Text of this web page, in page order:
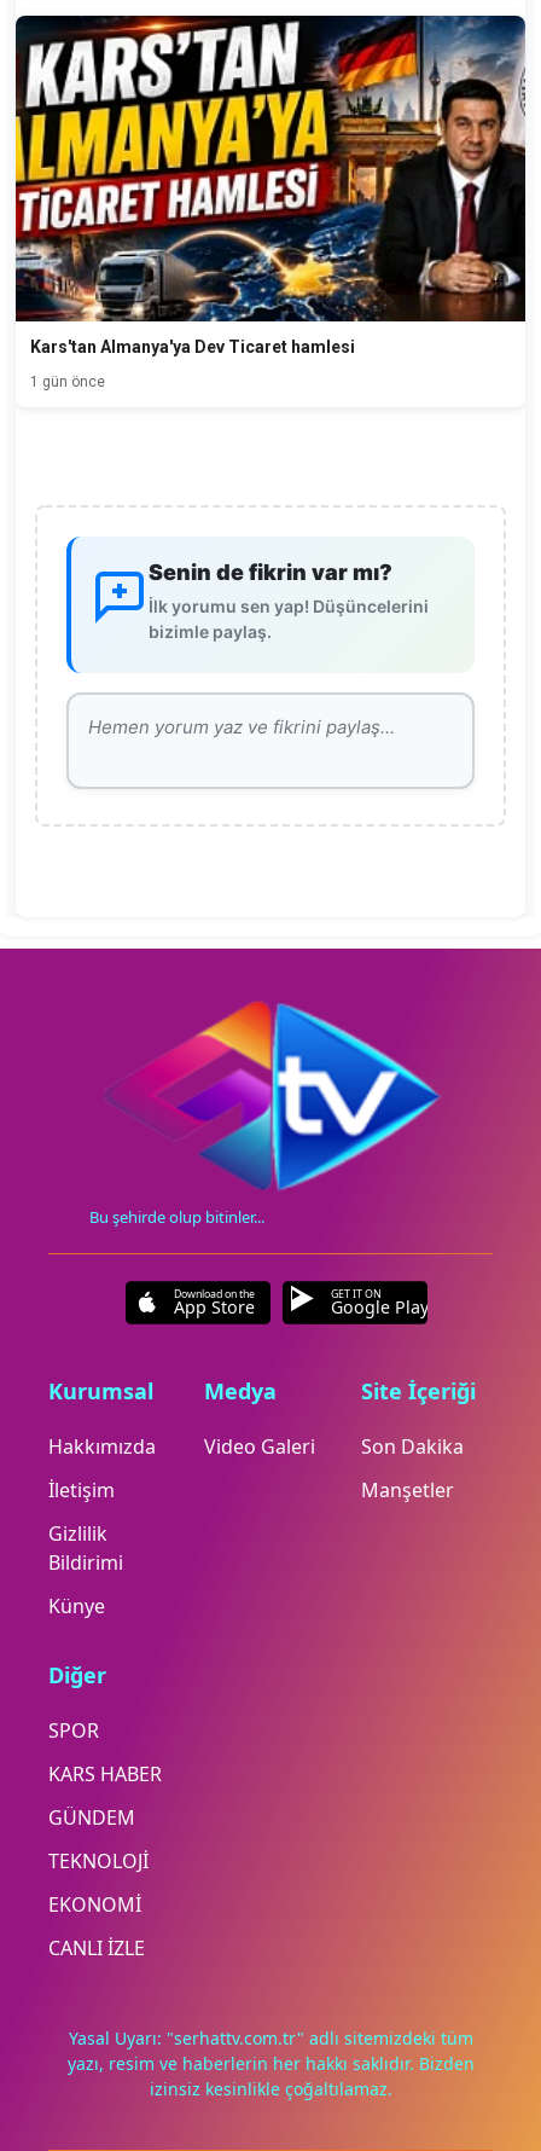
Kars'tan Almanya'ya Dev Ticaret hamlesi
1 gün önce
Senin de fikrin var mı?
İlk yorumu sen yap! Düşüncelerini
bizimle paylaş.
Bu şehirde olup bitinler...
Download on the
App Store
GET IT ON
Google Play
Kurumsal
Hakkımızda
İletişim
Gizlilik
Bildirimi
Künye
Medya
Video Galeri
Site İçeriği
Son Dakika
Manşetler
Diğer
SPOR
KARS HABER
GÜNDEM
TEKNOLOJİ
EKONOMİ
CANLI İZLE
Yasal Uyarı: "serhattv.com.tr" adlı sitemizdeki tüm
yazı, resim ve haberlerin her hakkı saklıdır. Bizden
izinsiz kesinlikle çoğaltılamaz.